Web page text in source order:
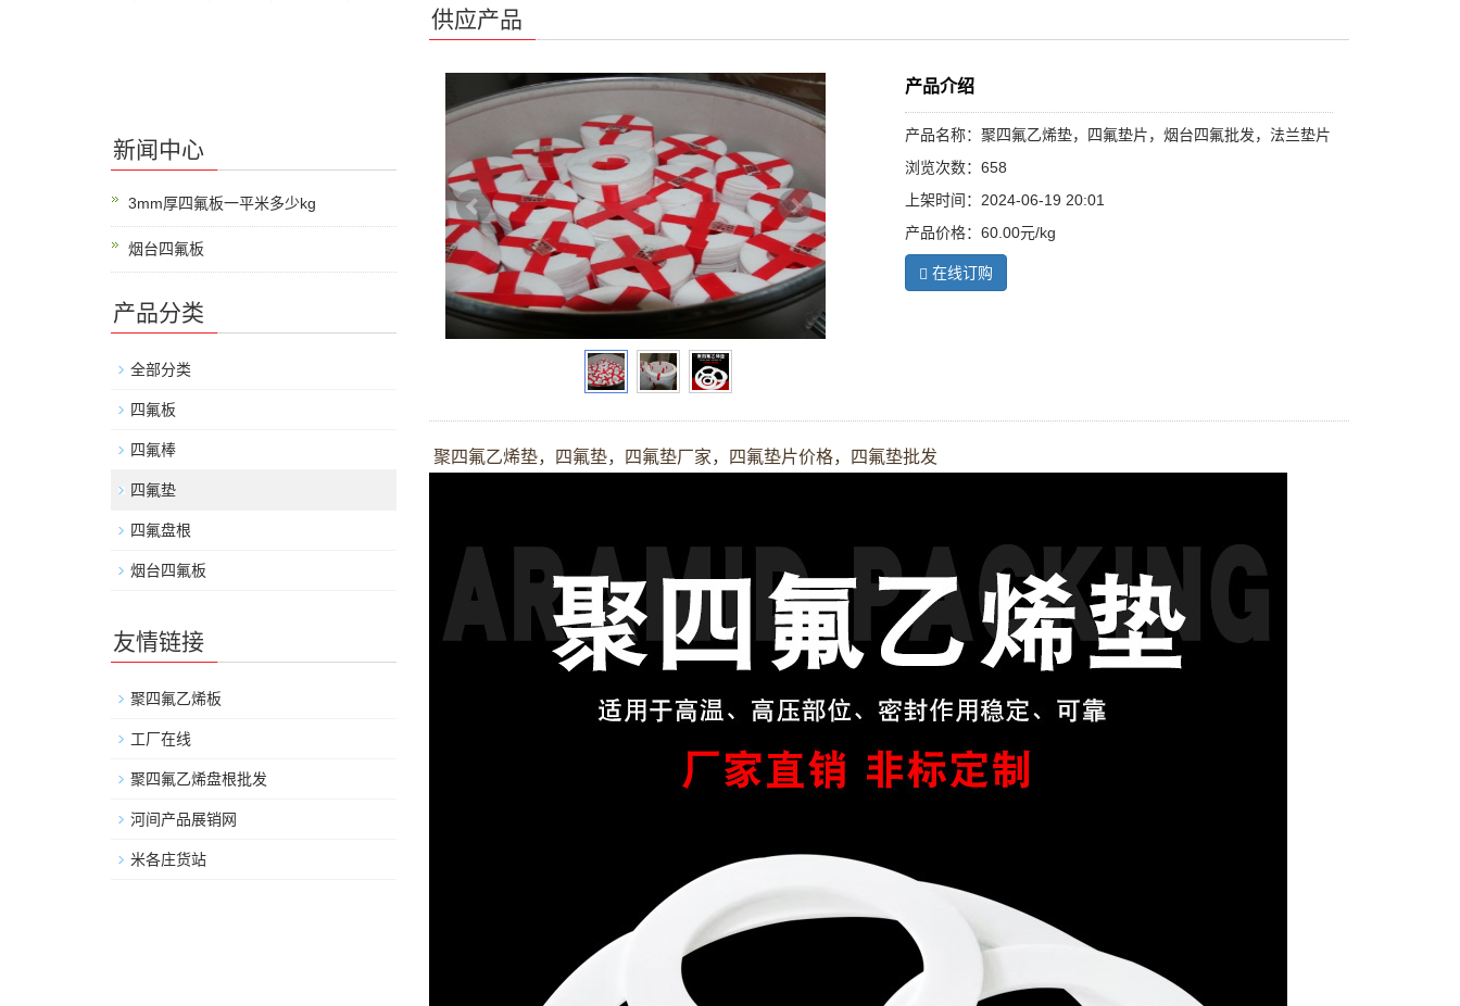
棒，四氟盘根，四氟板，四氟垫片，厂家
新闻中心
3mm厚四氟板一平米多少kg
烟台四氟板
产品分类
全部分类
四氟板
四氟棒
四氟垫
四氟盘根
烟台四氟板
友情链接
聚四氟乙烯板
工厂在线
聚四氟乙烯盘根批发
河间产品展销网
米各庄货站
供应产品
产品介绍
产品名称：聚四氟乙烯垫，四氟垫片，烟台四氟批发，法兰垫片
浏览次数：658
上架时间：2024-06-19 20:01
产品价格：60.00元/kg
在线订购
聚四氟乙烯垫，四氟垫，四氟垫厂家，四氟垫片价格，四氟垫批发